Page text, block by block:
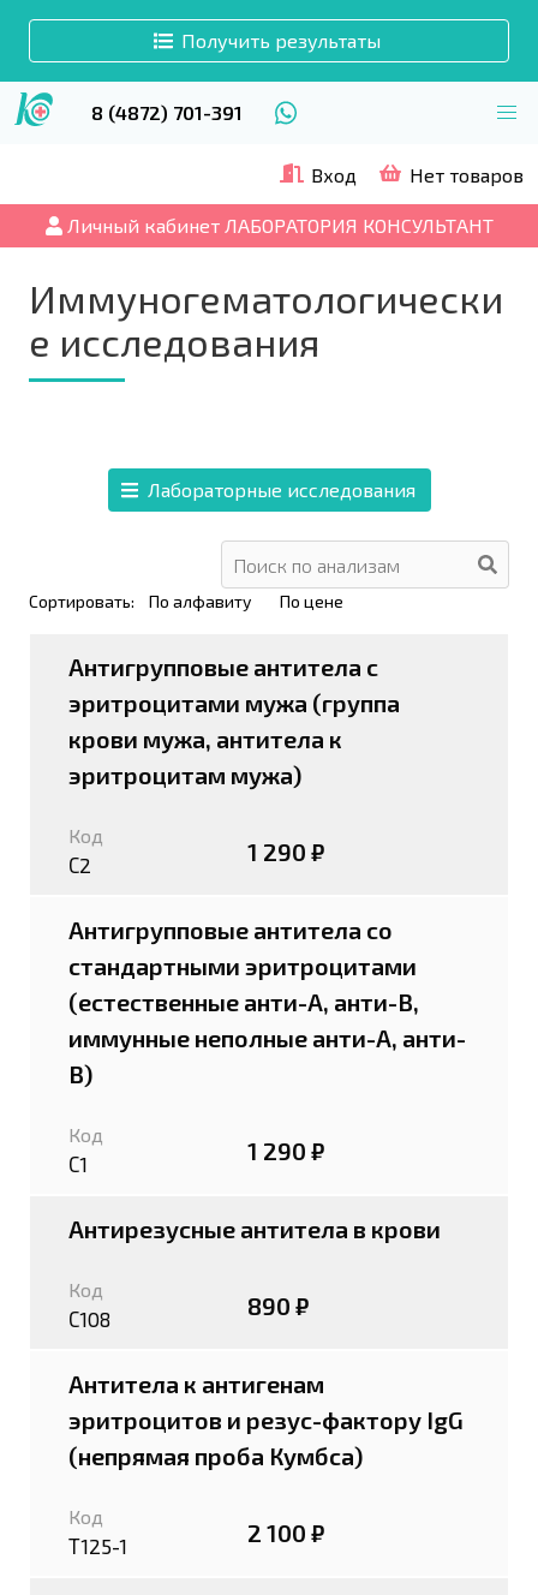
Получить результаты
8 (4872) 701-391
Вход Нет товаров
Личный кабинет ЛАБОРАТОРИЯ КОНСУЛЬТАНТ
Иммуногематологически
е исследования
Лабораторные исследования
Сортировать: По алфавиту По цене
Антигрупповые антитела с
эритроцитами мужа (группа
крови мужа, антитела к
эритроцитам мужа)
Код
С2 1 290 ₽
Антигрупповые антитела со
стандартными эритроцитами
(естественные анти-А, анти-В,
иммунные неполные анти-А, анти-
В)
Код
С1 1 290 ₽
Антирезусные антитела в крови
Код
С108 890 ₽
Антитела к антигенам
эритроцитов и резус-фактору IgG
(непрямая проба Кумбса)
Код
Т125-1 2 100 ₽